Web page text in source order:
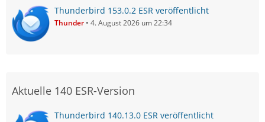
Thunderbird 153.0.2 ESR veröffentlicht
Thunder 4. August 2026 um 22:34
Aktuelle 140 ESR-Version
Thunderbird 140.13.0 ESR veröffentlicht